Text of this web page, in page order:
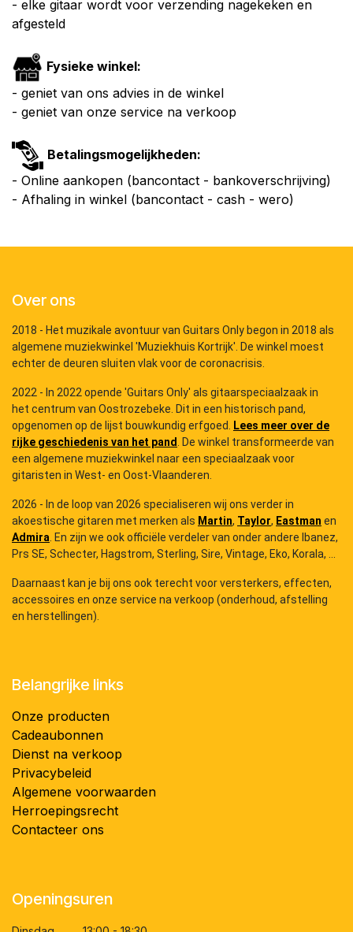
- elke gitaar wordt voor verzending nagekeken en
afgesteld
Fysieke winkel:
- geniet van ons advies in de winkel
- geniet van onze service na verkoop
Betalingsmogelijkheden:
- Online aankopen (bancontact - bankoverschrijving)
- Afhaling in winkel (bancontact - cash - wero)
Over ons
2018 - Het muzikale avontuur van Guitars Only begon in 2018 als
algemene muziekwinkel 'Muziekhuis Kortrijk'. De winkel moest
echter de deuren sluiten vlak voor de coronacrisis.
2022 - In 2022 opende 'Guitars Only' als gitaarspeciaalzaak in
het centrum van Oostrozebeke. Dit in een historisch pand,
opgenomen op de lijst bouwkundig erfgoed.
Lees meer over de
rijke geschiedenis van het pand
. De winkel transformeerde van
een algemene muziekwinkel naar een speciaalzaak voor
gitaristen in West- en Oost-Vlaanderen.
2026 - In de loop van 2026 specialiseren wij ons verder in
akoestische gitaren met merken als Martin, Taylor, Eastman en
Admira . En zijn we ook officiële verdeler van onder andere Ibanez,
Prs SE, Schecter, Hagstrom, Sterling, Sire, Vintage, Eko, Korala, ...
Daarnaast kan je bij ons ook terecht voor versterkers, effecten,
accessoires en onze service na verkoop (onderhoud, afstelling
en herstellingen).
Belangrijke links
Onze producten
Cadeaubonnen
Dienst na verkoop
Privacybeleid
Algemene voorwaarden
Herroepingsrecht
Contacteer ons
Openingsuren